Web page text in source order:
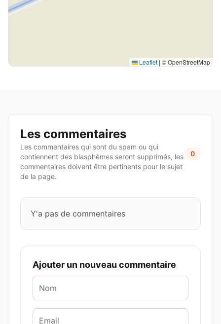
Leaflet | © OpenStreetMap
Les commentaires
Les commentaires qui sont du spam ou qui
contiennent des blasphèmes seront supprimés, les
commentaires doivent être pertinents pour le sujet
de la page.
0
Y'a pas de commentaires
Ajouter un nouveau commentaire